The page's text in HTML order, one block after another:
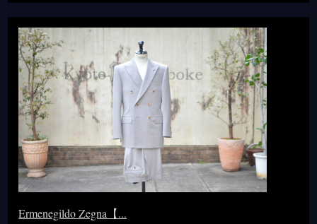
Ermenegildo Zegna【...